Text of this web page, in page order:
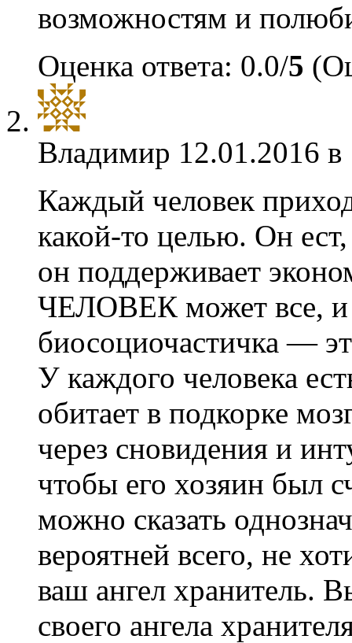
возможностям и
Оценка ответа: 0.0/5
Владимир 12.01.2016
Каждый человек
какой-то целью. Он
он поддерживает
ЧЕЛОВЕК может все, и
биосоциочастичка —
У каждого человека
обитает в подкорке
через сновидения и
чтобы его хозяин был
можно сказать
вероятней всего, не
ваш ангел хранитель.
своего ангела